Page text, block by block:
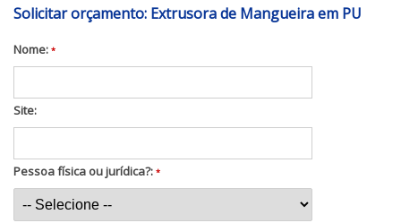
Solicitar orçamento: Extrusora de Mangueira em PU
Nome: *
Site:
Pessoa física ou jurídica?: *